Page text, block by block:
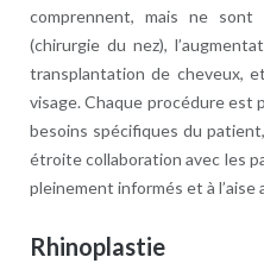
comprennent, mais ne
(chirurgie du nez),
transplantation de cheveux,
visage. Chaque procédure est
besoins spécifiques du
étroite collaboration avec les
pleinement informés et à l’aise
Rhinoplastie